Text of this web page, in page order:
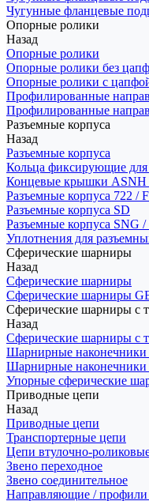
Чугунные фланцевые
Опорные ролики
Назад
Опорные ролики
Опорные ролики без
Опорные ролики с
Профилированные
Профилированные
Разъемные корпуса
Назад
Разъемные корпуса
Кольца фиксирующие для
Концевые крышки ASNH
Разъемные корпуса 722 /
Разъемные корпуса SD
Разъемные корпуса SNG
Уплотнения для
Сферические шарниры
Назад
Сферические шарниры
Сферические шарниры
Сферические шарниры с
Назад
Сферические шарниры с
Шарнирные наконечники
Шарнирные
Упорные сферические
Приводные цепи
Назад
Приводные цепи
Транспортерные цепи
Цепи втулочно-
Звено переходное
Звено соединительное
Направляющие / профили